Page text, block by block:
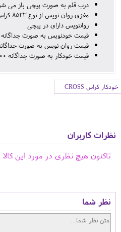
درب قلم به صورت پیچی باز می
مغزی روان نویس از نوع 8523 کراس می باشد.
رواننویس دارای در پیچی
قیمت خودنویس به صورت جداگانه 140.000.000 ریال
قیمت روان نویس به صورت جداگانه 80.000.000
قیمت خودکار به صورت جداگانه 65.000.000 ریال
خودکار کراس CROSS
نظرات کاربران
تاکنون هیچ نظری در مورد این
نظر شما